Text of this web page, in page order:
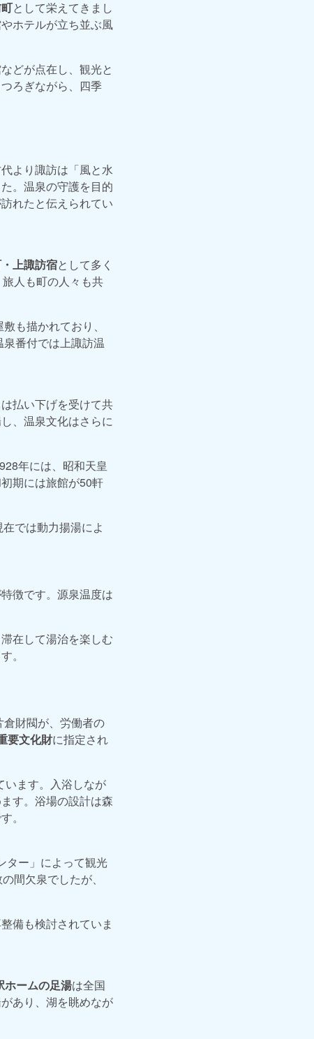
として栄えてきまし
ホテルが立ち並ぶ風
どが点在し、観光と
ろぎながら、四季
より諏訪は「風と水
。温泉の守護を目的
れたと伝えられてい
上諏訪宿として多く
人も町の人々も共
も描かれており、
番付では上諏訪温
払い下げを受けて共
、温泉文化はさらに
年には、昭和天皇
期には旅館が50軒
では動力揚湯によ
徴です。源泉温度は
在して湯治を楽しむ
。
財閥が、労働者の
要文化財に指定され
います。入浴しなが
す。浴場の設計は森
。
ター」によって観光
間欠泉でしたが、
備も検討されていま
ホームの足湯は全国
あり、湖を眺めなが